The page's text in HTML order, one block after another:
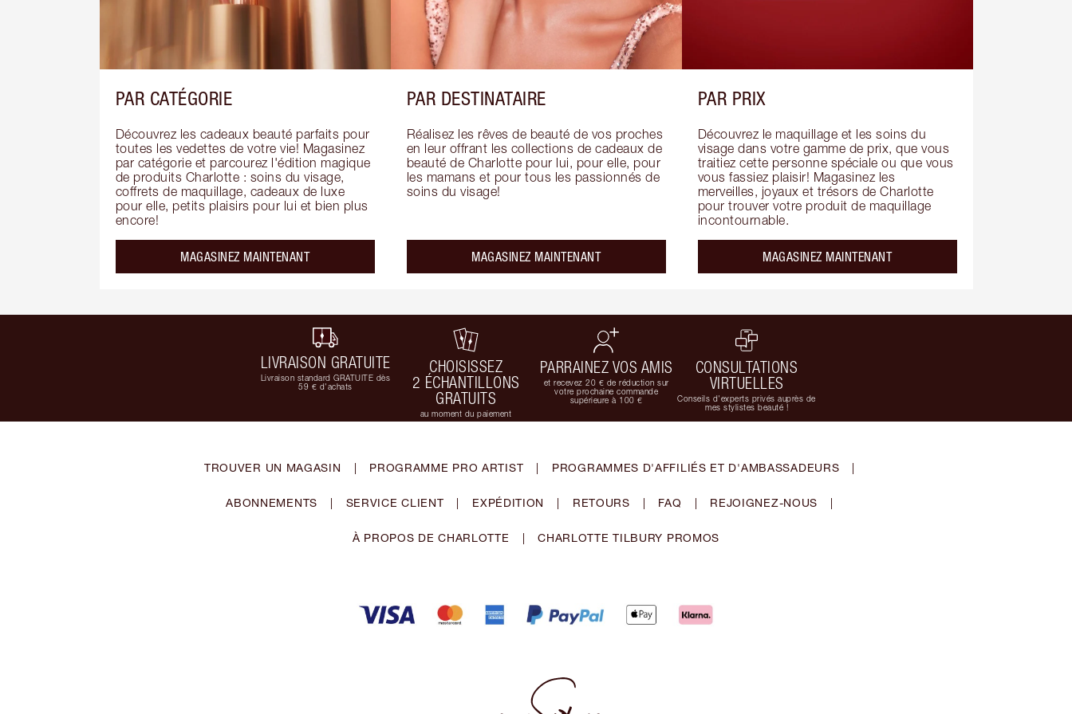
PAR CATÉGORIE
Découvrez les cadeaux beauté parfaits pour
toutes les vedettes de votre vie! Magasinez
par catégorie et parcourez l'édition magique
de produits Charlotte : soins du visage,
coffrets de maquillage, cadeaux de luxe
pour elle, petits plaisirs pour lui et bien plus
encore!
MAGASINEZ MAINTENANT
PAR DESTINATAIRE
Réalisez les rêves de beauté de vos proches
en leur offrant les collections de cadeaux de
beauté de Charlotte pour lui, pour elle, pour
les mamans et pour tous les passionnés de
soins du visage!
MAGASINEZ MAINTENANT
PAR PRIX
Découvrez le maquillage et les soins du
visage dans votre gamme de prix, que vous
traitiez cette personne spéciale ou que vous
vous fassiez plaisir! Magasinez les
merveilles, joyaux et trésors de Charlotte
pour trouver votre produit de maquillage
incontournable.
MAGASINEZ MAINTENANT
LIVRAISON GRATUITE
Livraison standard GRATUITE dès
59 € d'achats
CHOISISSEZ
2 ÉCHANTILLONS
GRATUITS
au moment du paiement
PARRAINEZ VOS AMIS
et recevez 20 € de réduction sur
votre prochaine commande
supérieure à 100 €
CONSULTATIONS
VIRTUELLES
Conseils d'experts privés auprès de
mes stylistes beauté !
TROUVER UN MAGASIN | PROGRAMME PRO ARTIST | PROGRAMMES D'AFFILIÉS ET D'AMBASSADEURS |
ABONNEMENTS | SERVICE CLIENT | EXPÉDITION | RETOURS | FAQ | REJOIGNEZ-NOUS |
À PROPOS DE CHARLOTTE | CHARLOTTE TILBURY PROMOS